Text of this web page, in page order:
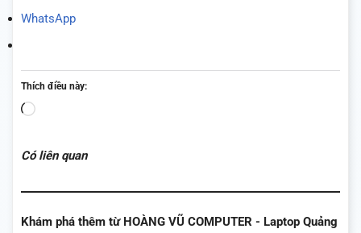
WhatsApp
Thích điều này:
Đang
Có liên quan
Khám phá thêm từ HOÀNG VŨ COMPUTER - Laptop Quảng